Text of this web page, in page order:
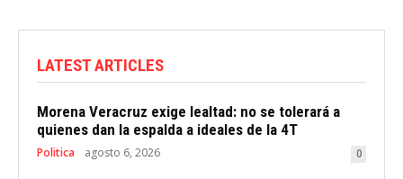
LATEST ARTICLES
Morena Veracruz exige lealtad: no se tolerará a
quienes dan la espalda a ideales de la 4T
Politica agosto 6, 2026 0